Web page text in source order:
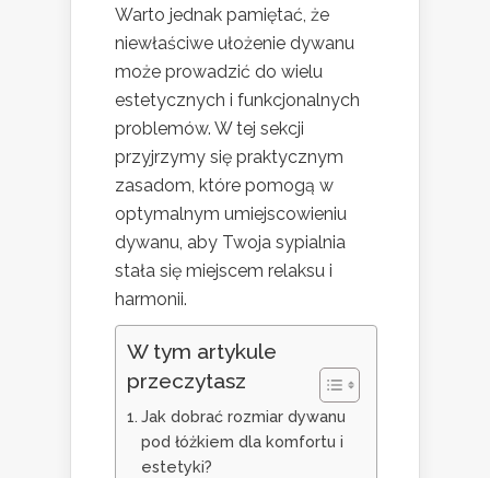
Warto jednak pamiętać, że
niewłaściwe ułożenie dywanu
może prowadzić do wielu
estetycznych i funkcjonalnych
problemów. W tej sekcji
przyjrzymy się praktycznym
zasadom, które pomogą w
optymalnym umiejscowieniu
dywanu, aby Twoja sypialnia
stała się miejscem relaksu i
harmonii.
W tym artykule
przeczytasz
Jak dobrać rozmiar dywanu
pod łóżkiem dla komfortu i
estetyki?